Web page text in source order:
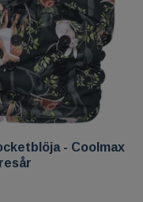
- Coolmax